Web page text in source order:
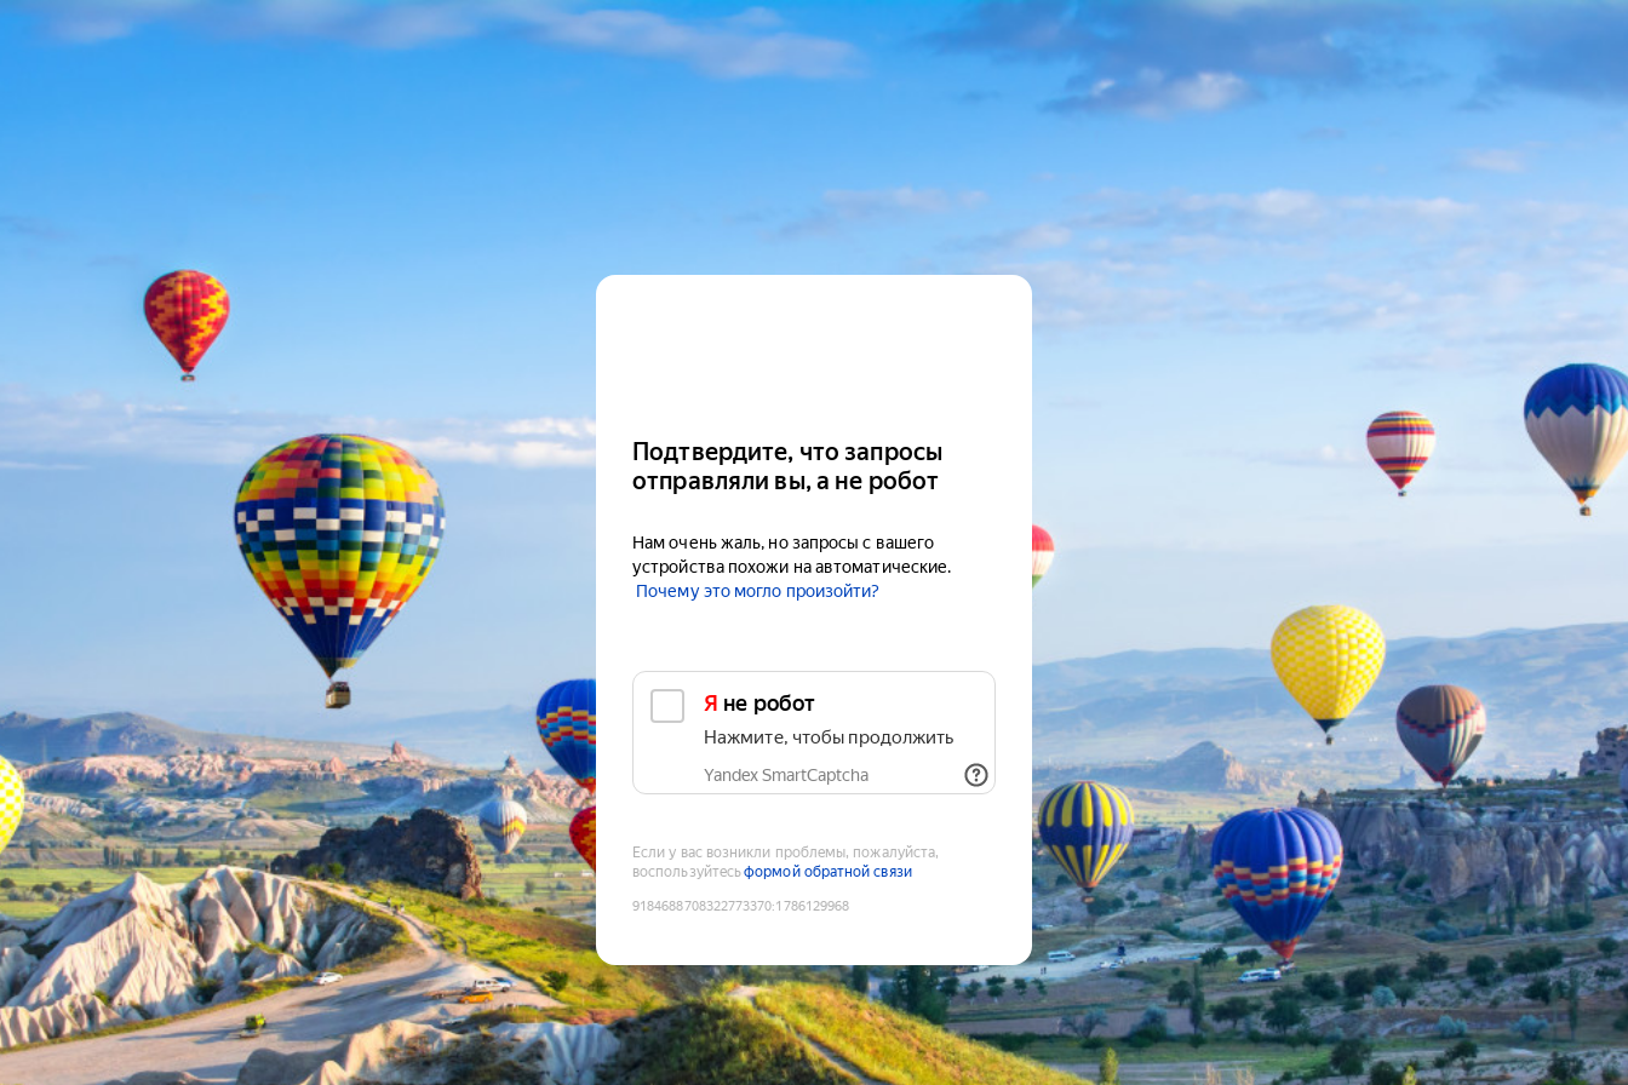
Подтвердите, что запросы
отправляли вы, а не робот
Нам очень жаль, но запросы с вашего
устройства похожи на автоматические.
Почему это могло произойти?
Я не робот
Нажмите, чтобы продолжить
Yandex SmartCaptcha
Если у вас возникли проблемы, пожалуйста,
воспользуйтесьформой обратной связи
9184688708322773370:1786129968